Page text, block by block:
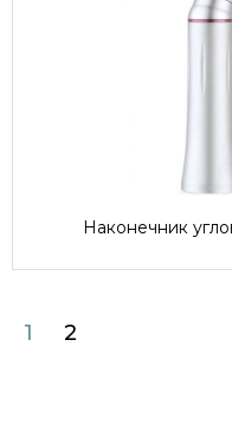
Наконечник
1 2